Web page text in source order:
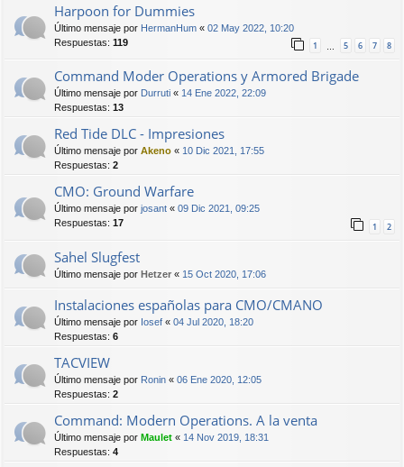
Harpoon for Dummies
Último mensaje por HermanHum « 02 May 2022, 10:20
Respuestas: 119 1 … 5 6 7 8
Command Moder Operations y Armored Brigade
Último mensaje por Durruti « 14 Ene 2022, 22:09
Respuestas: 13
Red Tide DLC - Impresiones
Último mensaje por Akeno « 10 Dic 2021, 17:55
Respuestas: 2
CMO: Ground Warfare
Último mensaje por josant « 09 Dic 2021, 09:25
Respuestas: 17 1 2
Sahel Slugfest
Último mensaje por Hetzer « 15 Oct 2020, 17:06
Instalaciones españolas para CMO/CMANO
Último mensaje por Iosef « 04 Jul 2020, 18:20
Respuestas: 6
TACVIEW
Último mensaje por Ronin « 06 Ene 2020, 12:05
Respuestas: 2
Command: Modern Operations. A la venta
Último mensaje por Maulet « 14 Nov 2019, 18:31
Respuestas: 4